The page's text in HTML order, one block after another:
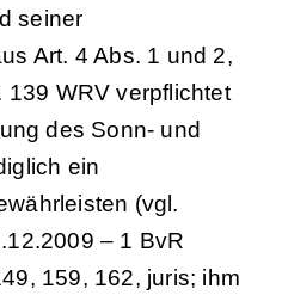
seiner
Art. 4 Abs. 1 und 2,
139 WRV verpflichtet
des Sonn- und
ein
(vgl.
– 1 BvR
159, 162, juris; ihm